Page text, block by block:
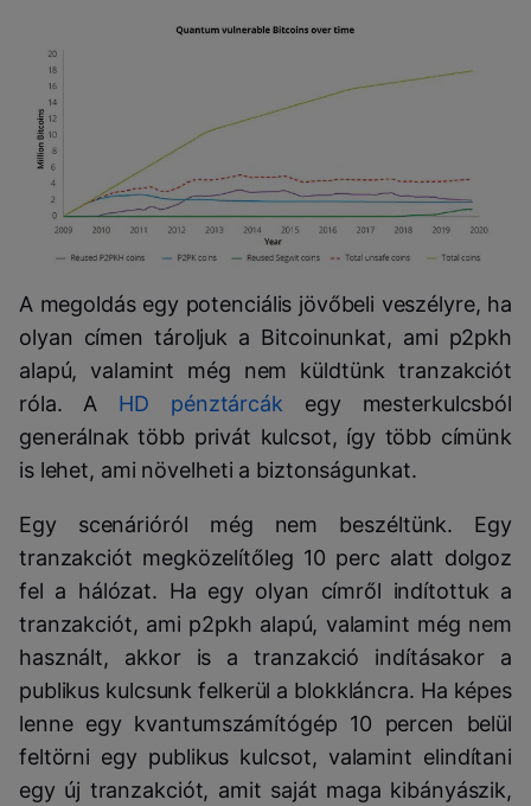
A megoldás egy potenciális jövőbeli veszélyre, ha
olyan címen tároljuk a Bitcoinunkat, ami p2pkh
alapú, valamint még nem küldtünk tranzakciót
róla. A HD pénztárcák egy mesterkulcsból
generálnak több privát kulcsot, így több címünk
is lehet, ami növelheti a biztonságunkat.
Egy scenárióról még nem beszéltünk. Egy
tranzakciót megközelítőleg 10 perc alatt dolgoz
fel a hálózat. Ha egy olyan címről indítottuk a
tranzakciót, ami p2pkh alapú, valamint még nem
használt, akkor is a tranzakció indításakor a
publikus kulcsunk felkerül a blokkláncra. Ha képes
lenne egy kvantumszámítógép 10 percen belül
feltörni egy publikus kulcsot, valamint elindítani
egy új tranzakciót, amit saját maga kibányászik,